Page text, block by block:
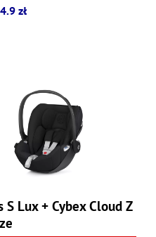
zł
S Lux + Cybex Cloud Z